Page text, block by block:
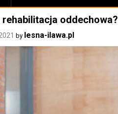
rehabilitacja oddechowa?
by lesna-ilawa.pl